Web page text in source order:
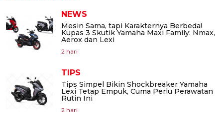
NEWS
Mesin Sama, tapi Karakternya Berbeda!
Kupas 3 Skutik Yamaha Maxi Family: Nmax,
Aerox dan Lexi
2 hari
TIPS
Tips Simpel Bikin Shockbreaker Yamaha
Lexi Tetap Empuk, Cuma Perlu Perawatan
Rutin Ini
2 hari